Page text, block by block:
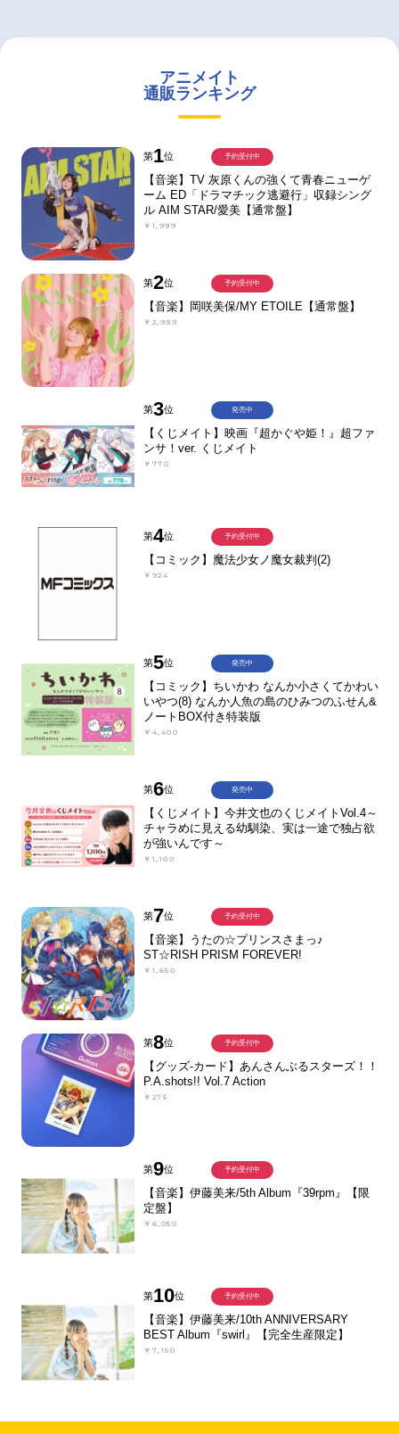
アニメイト
通販ランキング
第1位
【音楽】TV 灰原くんの強くて青春ニューゲ
ーム ED「ドラマチック逃避行」収録シング
ル AIM STAR/愛美【通常盤】
￥1,999
予約受付中
第2位
【音楽】岡咲美保/MY ETOILE【通常盤】
￥2,999
予約受付中
第3位
【くじメイト】映画『超かぐや姫！』超ファ
ンサ！ver. くじメイト
￥770
発売中
第4位
【コミック】魔法少女ノ魔女裁判(2)
￥924
予約受付中
第5位
【コミック】ちいかわ なんか小さくてかわい
いやつ(8) なんか人魚の島のひみつのふせん&
ノートBOX付き特装版
￥4,400
発売中
第6位
【くじメイト】今井文也のくじメイトVol.4～
チャラめに見える幼馴染、実は一途で独占欲
が強いんです～
￥1,100
発売中
第7位
【音楽】うたの☆プリンスさまっ♪
ST☆RISH PRISM FOREVER!
￥1,650
予約受付中
第8位
【グッズ-カード】あんさんぶるスターズ！！
P.A.shots!! Vol.7 Action
￥275
予約受付中
第9位
【音楽】伊藤美来/5th Album『39rpm』【限
定盤】
￥6,050
予約受付中
第10位
【音楽】伊藤美来/10th ANNIVERSARY
BEST Album『swirl』【完全生産限定】
￥7,150
予約受付中